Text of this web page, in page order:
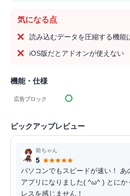
気になる点
読み込むデータを圧縮する機能
iOS版だとアドオンが使えない
機能・仕様
広告ブロック
ピックアップレビュー
前ちゃん
5
パソコンでもスピードが速い！ あ
アプリになりました( ^ω^ ) とにか
レスを感じません！